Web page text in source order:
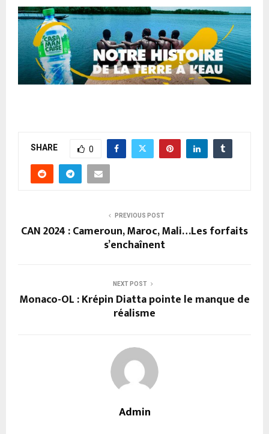
SHARE 0
PREVIOUS POST
CAN 2024 : Cameroun, Maroc, Mali…Les forfaits
s’enchaînent
NEXT POST
Monaco-OL : Krépin Diatta pointe le manque de
réalisme
Admin